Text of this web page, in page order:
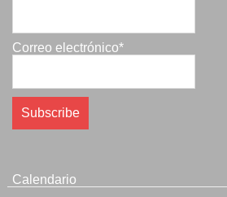
Correo electrónico*
Calendario